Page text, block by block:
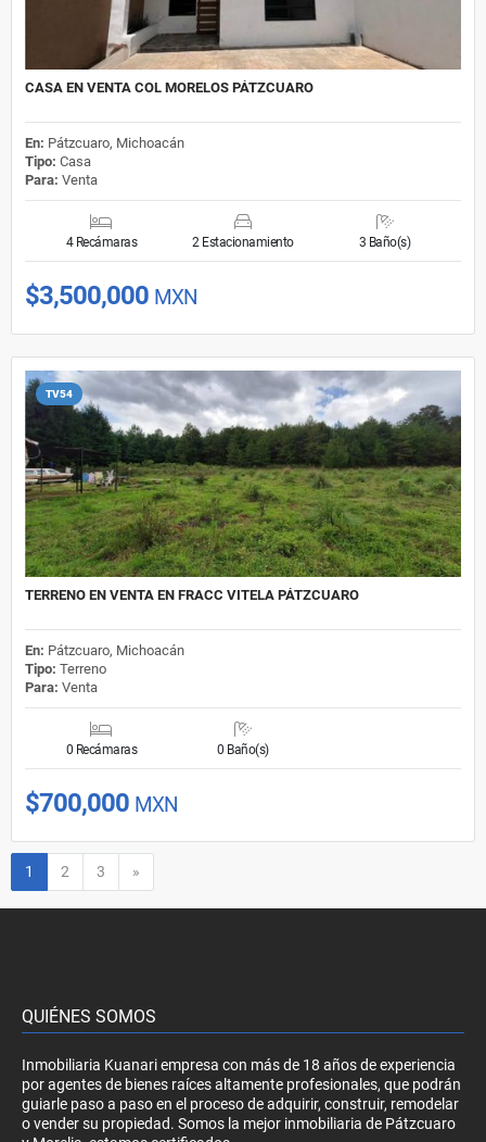
CASA EN VENTA COL MORELOS PÁTZCUARO
En: Pátzcuaro, Michoacán
Tipo: Casa
Para: Venta
4 Recámaras 2 Estacionamiento 3 Baño(s)
$3,500,000 MXN
TV54
TERRENO EN VENTA EN FRACC VITELA PÁTZCUARO
En: Pátzcuaro, Michoacán
Tipo: Terreno
Para: Venta
0 Recámaras 0 Baño(s)
$700,000 MXN
1 2 3 »
QUIÉNES SOMOS
Inmobiliaria Kuanari empresa con más de 18 años de experiencia
por agentes de bienes raíces altamente profesionales, que podrán
guiarle paso a paso en el proceso de adquirir, construir, remodelar
o vender su propiedad. Somos la mejor inmobiliaria de Pátzcuaro